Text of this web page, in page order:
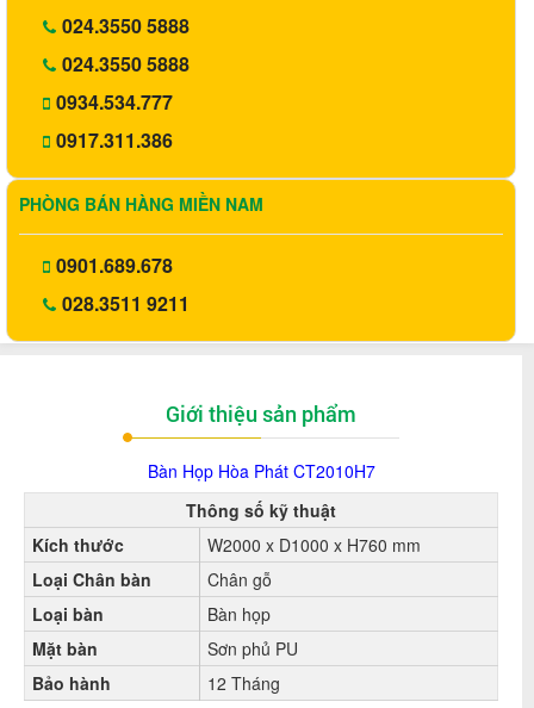
024.3550 5888
024.3550 5888
0934.534.777
0917.311.386
PHÒNG BÁN HÀNG MIỀN NAM
0901.689.678
028.3511 9211
Giới thiệu sản phẩm
Bàn Họp Hòa Phát CT2010H7
Thông số kỹ thuật
Kích thước
W2000 x D1000 x H760 mm
Loại Chân bàn
Chân gỗ
Loại bàn
Bàn họp
Mặt bàn
Sơn phủ PU
Bảo hành
12 Tháng